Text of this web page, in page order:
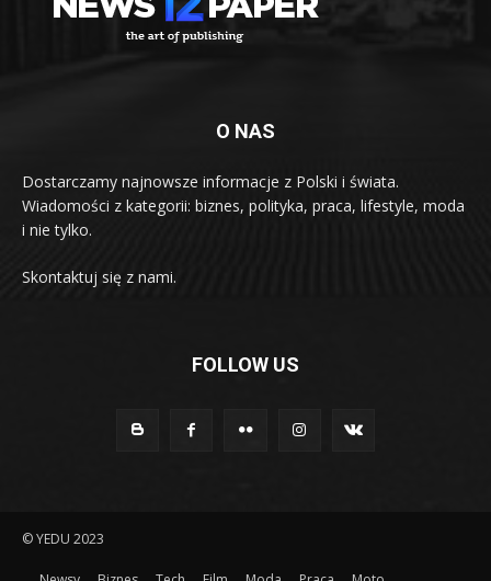
O NAS
Dostarczamy najnowsze informacje z Polski i świata.
Wiadomości z kategorii: biznes, polityka, praca, lifestyle, moda
i nie tylko.
Skontaktuj się z nami.
FOLLOW US
© YEDU 2023